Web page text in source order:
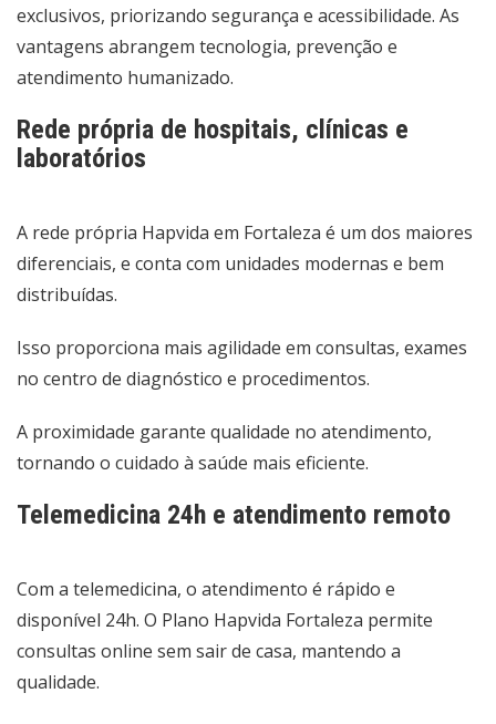
exclusivos, priorizando segurança e acessibilidade. As
vantagens abrangem tecnologia, prevenção e
atendimento humanizado.
Rede própria de hospitais, clínicas e
laboratórios
A rede própria Hapvida em Fortaleza é um dos maiores
diferenciais, e conta com unidades modernas e bem
distribuídas.
Isso proporciona mais agilidade em consultas, exames
no centro de diagnóstico e procedimentos.
A proximidade garante qualidade no atendimento,
tornando o cuidado à saúde mais eficiente.
Telemedicina 24h e atendimento remoto
Com a telemedicina, o atendimento é rápido e
disponível 24h. O Plano Hapvida Fortaleza permite
consultas online sem sair de casa, mantendo a
qualidade.